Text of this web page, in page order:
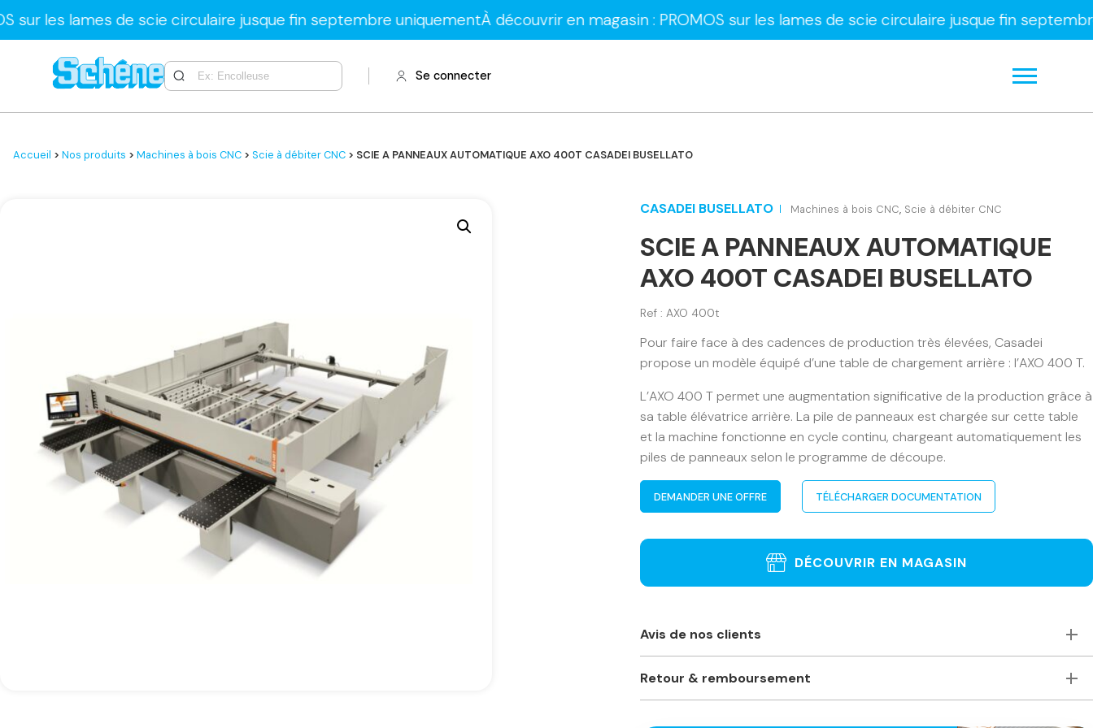
de scie circulaire jusque fin septembre uniquementÀ découvrir en magasin : PROMOS sur les lames de scie circulaire jusque fin septembre
Se connecter
Accueil > Nos produits > Machines à bois CNC > Scie à débiter CNC > SCIE A PANNEAUX AUTOMATIQUE AXO 400T CASADEI BUSELLATO
CASADEI BUSELLATO Machines à bois CNC, Scie à débiter CNC
SCIE A PANNEAUX AUTOMATIQUE
AXO 400T CASADEI BUSELLATO
Ref : AXO 400t
Pour faire face à des cadences de production très élevées, Casadei
propose un modèle équipé d’une table de chargement arrière : l’AXO 400 T.
L’AXO 400 T permet une augmentation significative de la production grâce à
sa table élévatrice arrière. La pile de panneaux est chargée sur cette table
et la machine fonctionne en cycle continu, chargeant automatiquement les
piles de panneaux selon le programme de découpe.
DEMANDER UNE OFFRE TÉLÉCHARGER DOCUMENTATION
DÉCOUVRIR EN MAGASIN
Avis de nos clients
vivement ce magasin pour ceux qui ont besoin de machines à bois
Retour & remboursement
retourner ?